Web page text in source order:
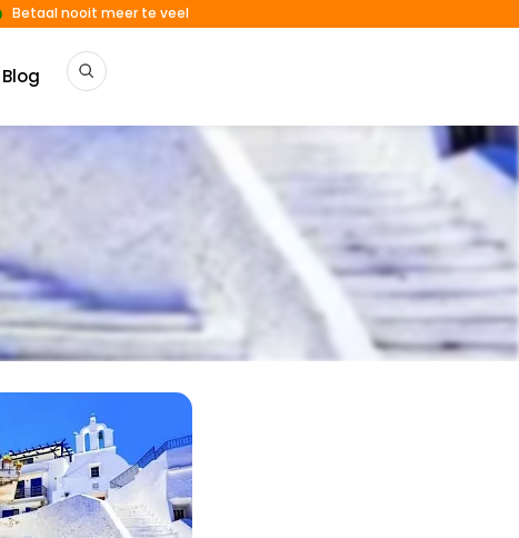
Blog
Betaal nooit meer te veel